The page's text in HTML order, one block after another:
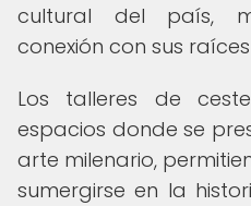
cultural del país,
conexión con sus
Los talleres de
espacios donde se
arte milenario,
sumergirse en la